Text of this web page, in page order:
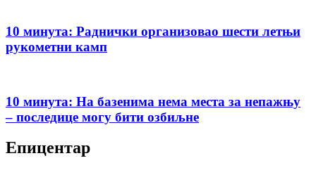
10 минута: Раднички организовао шести летњи
рукометни камп
10 минута: На базенима нема места за непажњу
– последице могу бити озбиљне
Епицентар